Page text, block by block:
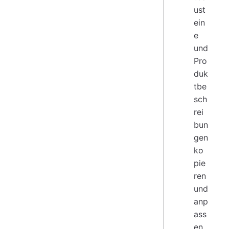
ust
ein
e
und
Pro
duk
tbe
sch
rei
bun
gen
ko
pie
ren
und
anp
ass
en